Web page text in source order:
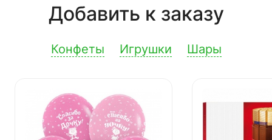
Добавить к заказу
Конфеты Игрушки Шары